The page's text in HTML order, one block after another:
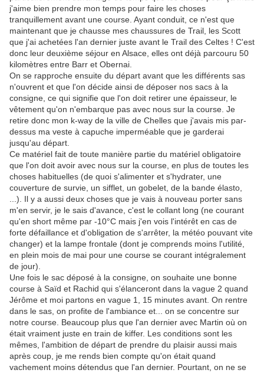
j'aime bien prendre mon temps pour faire les choses
tranquillement avant une course. Ayant conduit, ce n'est que
maintenant que je chausse mes chaussures de Trail, les Scott
que j'ai achetées l'an dernier juste avant le Trail des Celtes ! C'est
donc leur deuxième séjour en Alsace, elles ont déjà parcouru 50
kilomètres entre Barr et Obernai.
On se rapproche ensuite du départ avant que les différents sas
n'ouvrent et que l'on décide ainsi de déposer nos sacs à la
consigne, ce qui signifie que l'on doit retirer une épaisseur, le
vêtement qu'on n'embarque pas avec nous sur la course. Je
retire donc mon k-way de la ville de Chelles que j'avais mis par-
dessus ma veste à capuche imperméable que je garderai
jusqu'au départ.
Ce matériel fait de toute manière partie du matériel obligatoire
que l'on doit avoir avec nous sur la course, en plus de toutes les
choses habituelles (de quoi s'alimenter et s'hydrater, une
couverture de survie, un sifflet, un gobelet, de la bande élasto,
...). Il y a aussi deux choses que je vais à nouveau porter sans
m'en servir, je le sais d'avance, c'est le collant long (ne courant
qu'en short même par -10°C mais j'en vois l'intérêt en cas de
forte défaillance et d'obligation de s'arrêter, la météo pouvant vite
changer) et la lampe frontale (dont je comprends moins l'utilité,
en plein mois de mai pour une course se courant intégralement
de jour).
Une fois le sac déposé à la consigne, on souhaite une bonne
course à Saïd et Rachid qui s'élanceront dans la vague 2 quand
Jérôme et moi partons en vague 1, 15 minutes avant. On rentre
dans le sas, on profite de l'ambiance et... on se concentre sur
notre course. Beaucoup plus que l'an dernier avec Martin où on
était vraiment juste en train de kiffer. Les conditions sont les
mêmes, l'ambition de départ de prendre du plaisir aussi mais
après coup, je me rends bien compte qu'on était quand
vachement moins détendus que l'an dernier. Pourtant, on ne se